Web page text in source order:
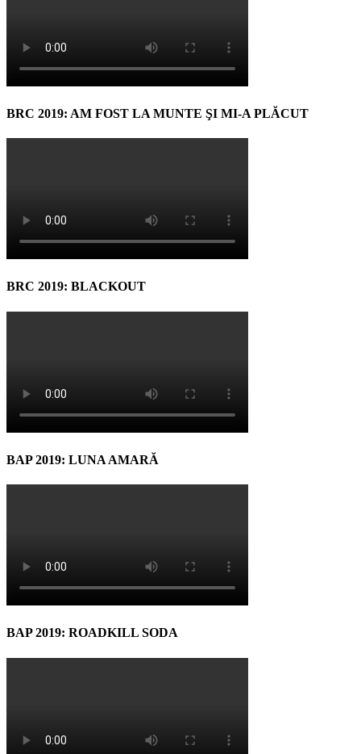
BRC 2019: AM FOST LA MUNTE ŞI MI-A PLĂCUT
BRC 2019: BLACKOUT
BAP 2019: LUNA AMARĂ
BAP 2019: ROADKILL SODA